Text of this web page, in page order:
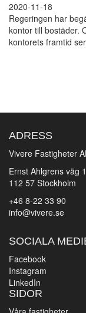
2020-11-18
Regeringen har
kontor till bostäder.
kontorets framtid
ADRESS
Vivere Fastigheter
Ernst Ahlgrens väg 1
112 57 Stockholm
+46 8-22 33 90
info@vivere.se
SOCIALA
Facebook
Instagram
LinkedIn
SIDOR